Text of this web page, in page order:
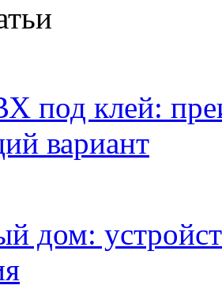
под клей:
вариант
дом: